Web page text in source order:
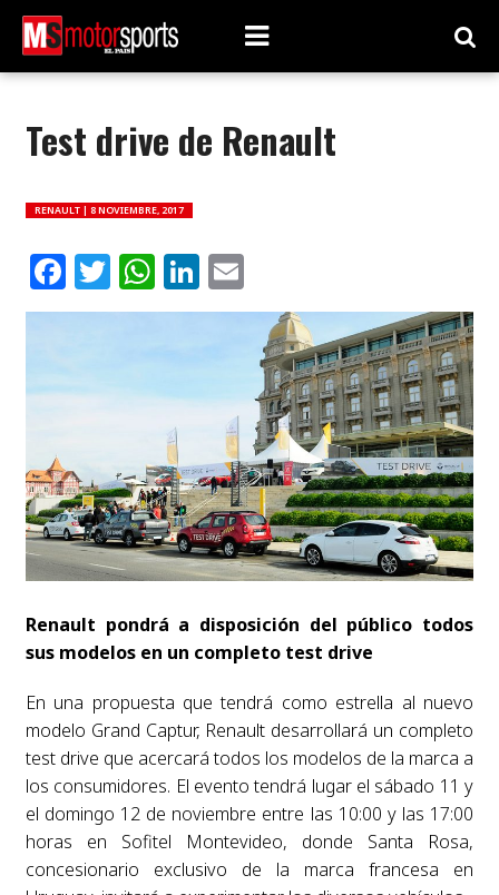
Test drive de Renault
RENAULT | 8 NOVIEMBRE, 2017
Facebook
Twitter
WhatsApp
LinkedIn
Email
Renault pondrá a disposición del público todos
sus modelos en un completo test drive
En una propuesta que tendrá como estrella al nuevo
modelo Grand Captur, Renault desarrollará un completo
test drive que acercará todos los modelos de la marca a
los consumidores. El evento tendrá lugar el sábado 11 y
el domingo 12 de noviembre entre las 10:00 y las 17:00
horas en Sofitel Montevideo, donde Santa Rosa,
concesionario exclusivo de la marca francesa en